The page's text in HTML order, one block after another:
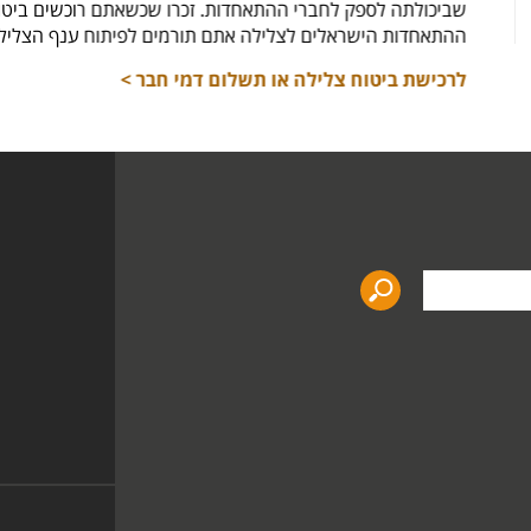
שביכולתה לספק לחברי
ההתאחדות הישראלים לצלילה
לרכישת ביטוח צלילה או